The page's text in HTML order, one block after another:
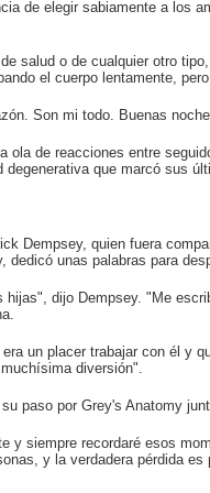
de elegir sabiamente a los
salud o de cualquier otro
el cuerpo lentamente,
Son mi todo. Buenas
ola de reacciones entre
degenerativa que marcó sus
Dempsey, quien fuera
dedicó unas palabras para
dijo Dempsey. "Me
un placer trabajar con él y
diversión".
paso por Grey's Anatomy
y siempre recordaré esos
y la verdadera pérdida